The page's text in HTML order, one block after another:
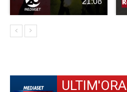
ULTIM'ORA